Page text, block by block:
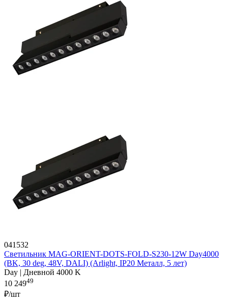
041532
Светильник MAG-ORIENT-DOTS-FOLD-S230-12W Day4000
(BK, 30 deg, 48V, DALI) (Arlight, IP20 Металл, 5 лет)
Day | Дневной 4000 K
10 24949
₽/шт